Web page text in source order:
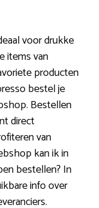
voor drukke
items van
producten
bestel je
Bestellen
direct
van
kan ik in
bestellen? In
info over